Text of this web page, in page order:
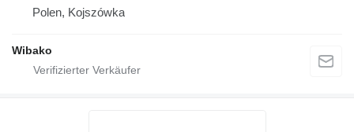
Polen, Kojszówka
Wibako